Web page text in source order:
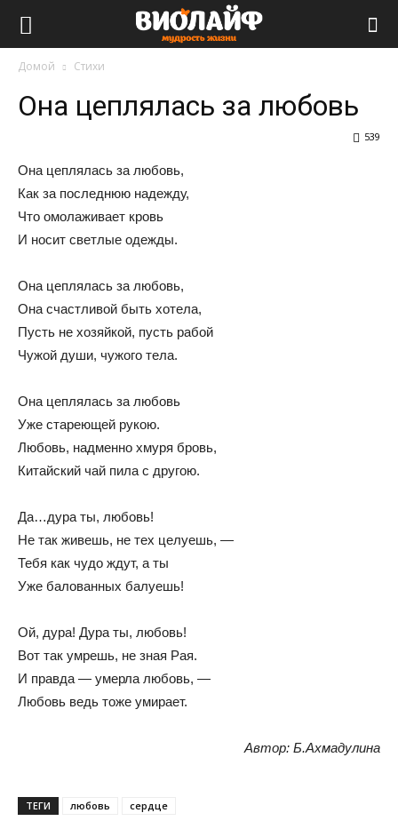
Домой Стихи
Она цеплялась за любовь
539
Она цеплялась за любовь,
Как за последнюю надежду,
Что омолаживает кровь
И носит светлые одежды.
Она цеплялась за любовь,
Она счастливой быть хотела,
Пусть не хозяйкой, пусть рабой
Чужой души, чужого тела.
Она цеплялась за любовь
Уже стареющей рукою.
Любовь, надменно хмуря бровь,
Китайский чай пила с другою.
Да…дура ты, любовь!
Не так живешь, не тех целуешь, —
Тебя как чудо ждут, а ты
Уже балованных балуешь!
Ой, дура! Дура ты, любовь!
Вот так умрешь, не зная Рая.
И правда — умерла любовь, —
Любовь ведь тоже умирает.
Автор: Б.Ахмадулина
ТЕГИ любовь сердце